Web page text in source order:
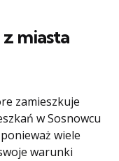
miasta
zamieszkuje
w Sosnowcu
wiele
warunki